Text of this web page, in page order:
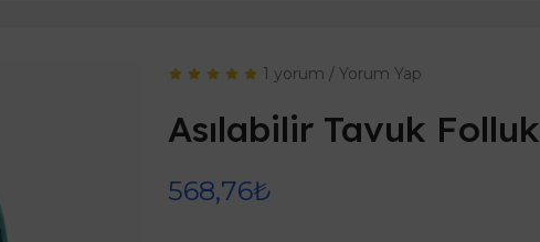
1 yorum / Yorum Yap
Asılabilir Tavuk Folluk
568,76₺